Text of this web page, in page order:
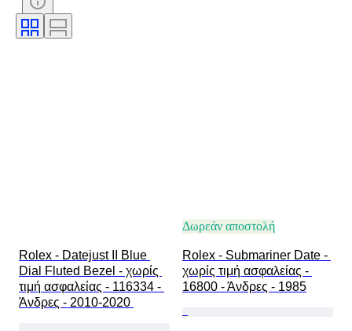
Πιστοποίηση
Γλώσσα
Rolex - Datejust II Blue
Dial Fluted Bezel - χωρίς
τιμή ασφαλείας - 116334 -
Άνδρες - 2010-2020
Δωρεάν αποστολή
Rolex - Submariner Date -
χωρίς τιμή ασφαλείας -
16800 - Άνδρες - 1985